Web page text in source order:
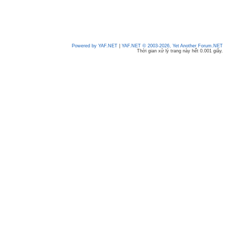
Powered by YAF.NET
YAF.NET © 2003-2026, Yet Another Forum.NET
Thời gian xử lý trang này hết 0.001 giây.